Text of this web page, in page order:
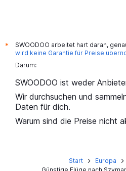
*
SWOODOO arbeitet hart daran,
wird keine Garantie für Preise
Darum:
SWOODOO ist weder
Wir durchsuchen und
Daten für dich.
Warum sind die Preise nicht
Start Europa